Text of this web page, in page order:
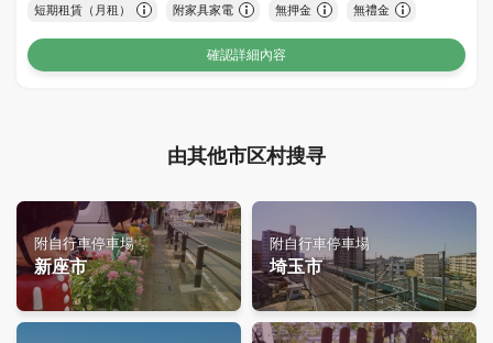
短期租賃（月租） 附家具家電 無押金 無禮金
確認詳細內容
由其他市区村搜寻
附自行車停車場
新座市
附自行車停車場
埼玉市